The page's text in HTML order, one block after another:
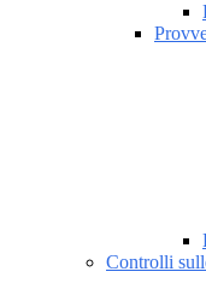
Controlli